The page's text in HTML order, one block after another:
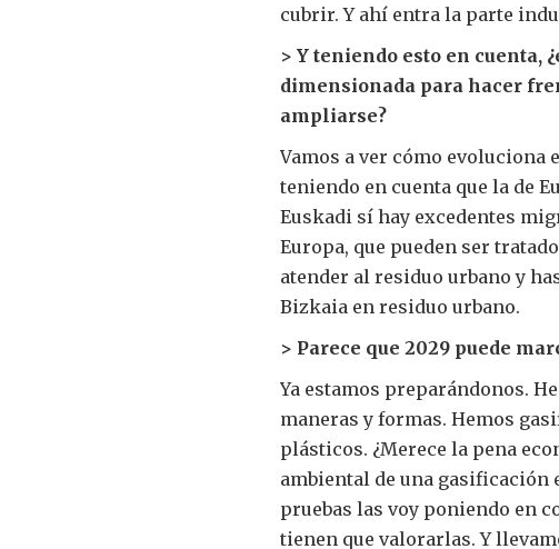
cubrir. Y ahí entra la parte
> Y teniendo esto en cuenta,
dimensionada para hacer
ampliarse?
Vamos a ver cómo
teniendo en cuenta que la de
Euskadi sí hay excedentes
Europa, que pueden ser
atender al residuo urbano y
Bizkaia en residuo urbano.
> Parece que 2029 puede
Ya estamos preparándonos.
maneras y formas. Hemos
plásticos. ¿Merece la pena
ambiental de una gasificación
pruebas las voy poniendo en
tienen que valorarlas. Y